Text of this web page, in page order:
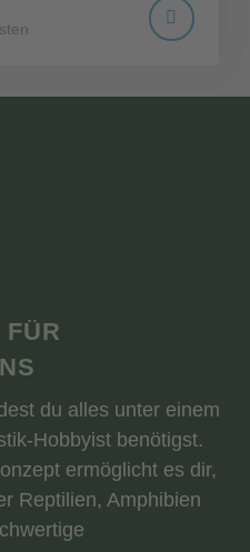
FÜR
du alles unter einem
Hobbyist benötigst.
ermöglicht es dir,
Reptilien, Amphibien